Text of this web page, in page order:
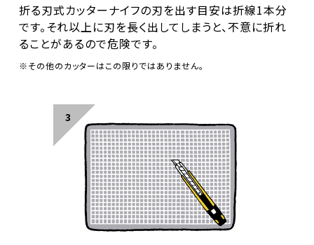
折る刃式カッターナイフの刃を出す目安は折線1本分
です。それ以上に刃を長く出してしまうと、不意に折れ
ることがあるので危険です。
※その他のカッターはこの限りではありません。